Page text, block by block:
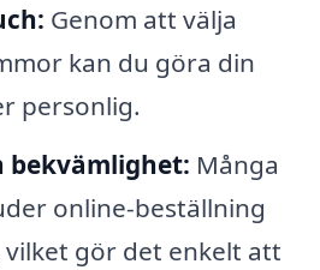
Genom att välja
kan du göra din
personlig.
bekvämlighet: Många
online-beställning
vilket gör det enkelt att